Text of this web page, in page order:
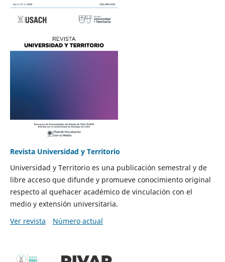
Revista Universidad y Territorio
Universidad y Territorio es una publicación semestral y de
libre acceso que difunde y promueve conocimiento original
respecto al quehacer académico de vinculación con el
medio y extensión universitaria.
Ver revista
Número actual